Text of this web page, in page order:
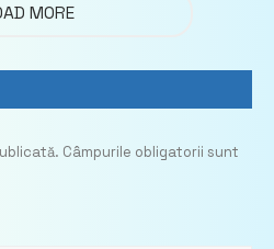
MORE
Câmpurile obligatorii sunt